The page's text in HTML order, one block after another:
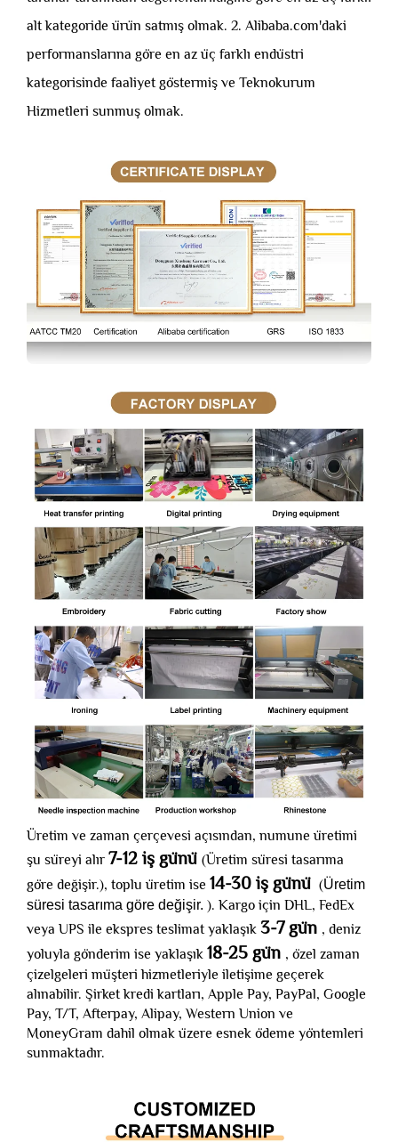
alt kategoride ürün satmış olmak. 2. Alibaba.com'daki
performanslarına göre en az üç farklı endüstri
kategorisinde faaliyet göstermiş ve Teknokurum
Hizmetleri sunmuş olmak.
Üretim ve zaman çerçevesi açısından, numune üretimi
şu süreyi alır 7-12 iş günü (Üretim süresi tasarıma
göre değişir.), toplu üretim ise 14-30 iş günü (Üretim
süresi tasarıma göre değişir. ). Kargo için DHL, FedEx
veya UPS ile ekspres teslimat yaklaşık 3-7 gün , deniz
yoluyla gönderim ise yaklaşık 18-25 gün , özel zaman
çizelgeleri müşteri hizmetleriyle iletişime geçerek
alınabilir. Şirket kredi kartları, Apple Pay, PayPal, Google
Pay, T/T, Afterpay, Alipay, Western Union ve
MoneyGram dahil olmak üzere esnek ödeme yöntemleri
sunmaktadır.